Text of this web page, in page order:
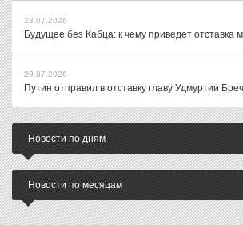
23.07.2026
Будущее без Кабца: к чему приведет отставка
29.07.2026
Путин отправил в отставку главу Удмуртии
Новости по дням
Новости по месяцам